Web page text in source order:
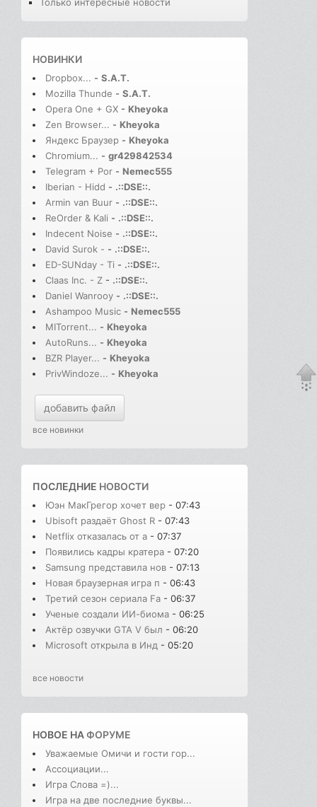
Только интересные новости
НОВИНКИ
Dropbox... - S.A.T.
Mozilla Thunde - S.A.T.
Opera One + GX - Kheyoka
Zen Browser... - Kheyoka
Яндекс Браузер - Kheyoka
Chromium... - gr429842534
Telegram + Por - Nemec555
Iberian - Hidd - .::DSE::.
Armin van Buur - .::DSE::.
ReOrder & Kali - .::DSE::.
Indecent Noise - .::DSE::.
David Surok - - .::DSE::.
ED-SUNday - Ti - .::DSE::.
Claas Inc. - Z - .::DSE::.
Daniel Wanrooy - .::DSE::.
Ashampoo Music - Nemec555
MITorrent... - Kheyoka
AutoRuns... - Kheyoka
BZR Player... - Kheyoka
PrivWindoze... - Kheyoka
добавить файл
все новинки
ПОСЛЕДНИЕ НОВОСТИ
Юэн МакГрегор хочет вер - 07:43
Ubisoft раздаёт Ghost R - 07:43
Netflix отказалась от а - 07:37
Появились кадры кратера - 07:20
Samsung представила нов - 07:13
Новая браузерная игра п - 06:43
Третий сезон сериала Fa - 06:37
Ученые создали ИИ-биома - 06:25
Актёр озвучки GTA V был - 06:20
Microsoft открыла в Инд - 05:20
все новости
НОВОЕ НАФОРУМЕ
Уважаемые Омичи и гости гор...
Ассоциации...
Игра Слова =)...
Игра на две последние буквы...